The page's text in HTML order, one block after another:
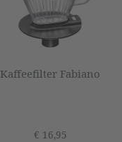
Kaffeefilter Fabiano
€ 16,95